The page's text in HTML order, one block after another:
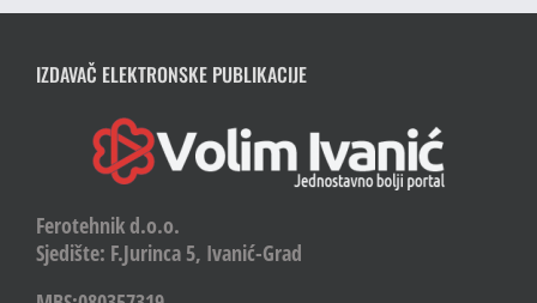
IZDAVAČ ELEKTRONSKE PUBLIKACIJE
Ferotehnik d.o.o.
Sjedište: F.Jurinca 5, Ivanić-Grad